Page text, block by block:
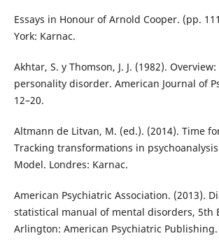
Essays in Honour of Arnold Cooper. (pp.
York: Karnac.
Akhtar, S. y Thomson, J. J. (1982).
personality disorder. American Journal of
12–20.
Altmann de Litvan, M. (ed.). (2014). Time
Tracking transformations in
Model. Londres: Karnac.
American Psychiatric Association. (2013).
statistical manual of mental disorders, 5th
Arlington: American Psychiatric Publishing.